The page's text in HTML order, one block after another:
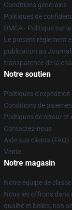
Conditions générales
Politiques de
DMCA - Politique sur
Le présent règlement
publication au Journal
transparence de la
Notre soutien
Politiques
Conditions de
Politiques de retour et
Contactez-nous
Aide aux clients (FAQ)
Vente
Notre magasin
Notre équipe de
Nous les offrons dans
qualité et belles, non